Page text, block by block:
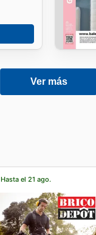
Ver más
Hasta el 21 ago.